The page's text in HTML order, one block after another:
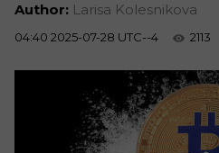
Author: Larisa Kolesnikova
04:40 2025-07-28 UTC--4 2113